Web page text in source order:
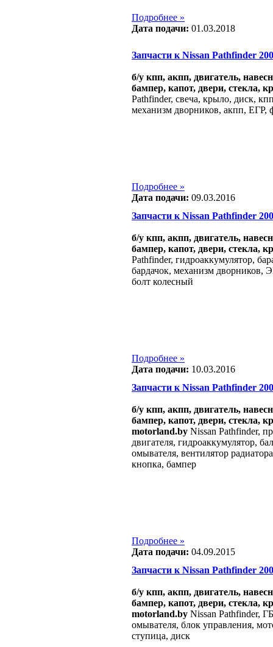
Подробнее »
Дата подачи: 01.03.2018
Запчасти к Nissan Pathfinder
б/у кпп, акпп, двигатель,
бампер, капот, двери, стекла,
Pathfinder, свеча, крыло, диск,
механизм дворников, акпп, ЕГР,
Подробнее »
Дата подачи: 09.03.2016
Запчасти к Nissan Pathfinder
б/у кпп, акпп, двигатель,
бампер, капот, двери, стекла,
Pathfinder, гидроаккумулятор,
бардачок, механизм дворников,
болт колесный
Подробнее »
Дата подачи: 10.03.2016
Запчасти к Nissan Pathfinder
б/у кпп, акпп, двигатель,
бампер, капот, двери, стекла,
motorland.by Nissan Pathfinder,
двигателя, гидроаккумулятор,
омывателя, вентилятор
кнопка, бампер
Подробнее »
Дата подачи: 04.09.2015
Запчасти к Nissan Pathfinder
б/у кпп, акпп, двигатель,
бампер, капот, двери, стекла,
motorland.by Nissan Pathfinder,
омывателя, блок управления,
ступица, диск